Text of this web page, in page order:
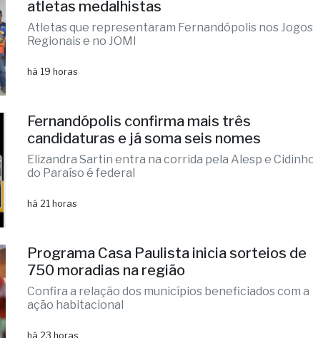
Prefeito Cantarella e vice Mazetti recebem
atletas medalhistas
Atletas que representaram Fernandópolis nos Jogos
há 19 horas
Fernandópolis confirma mais três
candidaturas e já soma seis nomes
Elizandra Sartin entra na corrida pela Alesp e Cidinho
há 21 horas
Programa Casa Paulista inicia sorteios de
750 moradias na região